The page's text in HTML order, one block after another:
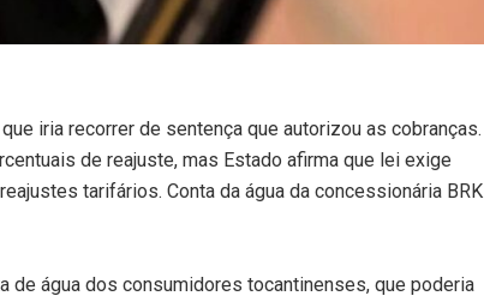
iria recorrer de sentença que autorizou as cobranças.
de reajuste, mas Estado afirma que lei exige
tarifários. Conta da água da concessionária BRK
de água dos consumidores tocantinenses, que poderia